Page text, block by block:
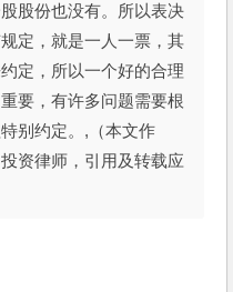
股份也没有。所以表决
定，就是一人一票，其
定，所以一个好的合理
要，有许多问题需要根
别约定。,（本文作
资律师，引用及转载应